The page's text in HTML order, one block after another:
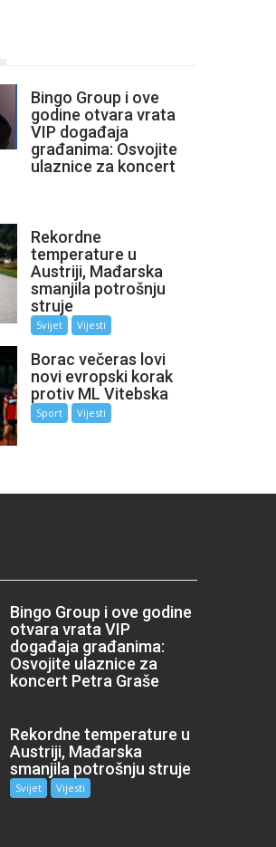
Bingo Group i ove
godine otvara vrata
VIP događaja
građanima: Osvojite
ulaznice za koncert
Rekordne
temperature u
Austriji, Mađarska
smanjila potrošnju
struje
Svijet Vijesti
Borac večeras lovi
novi evropski korak
protiv ML Vitebska
Sport Vijesti
Bingo Group i ove godine
otvara vrata VIP
događaja građanima:
Osvojite ulaznice za
koncert Petra Graše
Rekordne temperature u
Austriji, Mađarska
smanjila potrošnju struje
Svijet Vijesti